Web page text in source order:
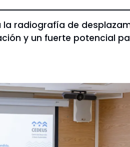
radiografía de
y un fuerte potencial